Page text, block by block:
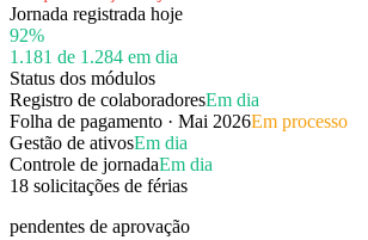
Jornada registrada hoje
92%
1.181 de 1.284 em dia
Status dos módulos
Registro de colaboradoresEm dia
Folha de pagamento · Mai 2026Em processo
Gestão de ativosEm dia
Controle de jornadaEm dia
18 solicitações de férias
pendentes de aprovação